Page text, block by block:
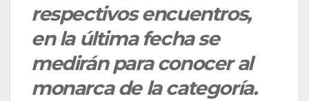
respectivos encuentros,
en la última fecha se
medirán para conocer al
monarca de la categoría.